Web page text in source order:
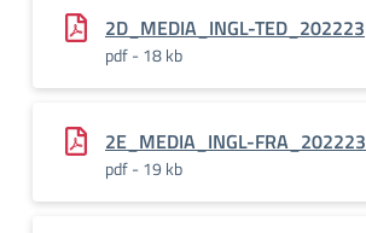
2D_MEDIA_INGL-TED_202223
pdf - 18 kb
2E_MEDIA_INGL-FRA_202223
pdf - 19 kb